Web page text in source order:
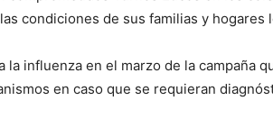
condiciones de sus familias y hogares
la influenza en el marzo de la campaña
en caso que se requieran